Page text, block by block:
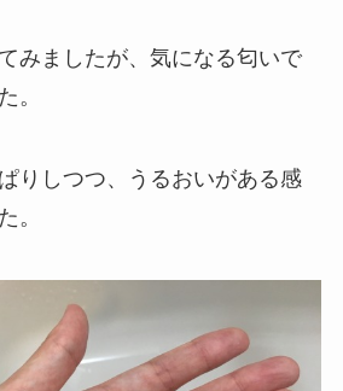
みましたが、気になる匂いで
。
りしつつ、うるおいがある感
。